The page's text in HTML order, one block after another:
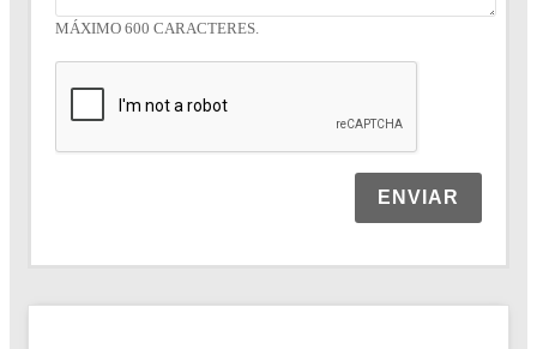
MÁXIMO 600 CARACTERES.
ENVIAR